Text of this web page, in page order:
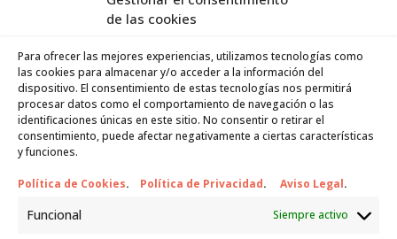
de las cookies
Para ofrecer las mejores experiencias, utilizamos tecnologías como
las cookies para almacenar y/o acceder a la información del
dispositivo. El consentimiento de estas tecnologías nos permitirá
procesar datos como el comportamiento de navegación o las
identificaciones únicas en este sitio. No consentir o retirar el
consentimiento, puede afectar negativamente a ciertas características
y funciones.
Política de Cookies. Política de Privacidad. Aviso Legal.
Funcional Siempre activo
exportable, registra tuS1 en elINSSy obtén tu
muchos supuestos, tu cónyuge puede figurar como
beneficiariodel S1 (dependerá de la normativa del país
pagador de la pensión).
Si no hay S1:
Régimen comunitario: suele exigirse
Régimen general
: el reagrupado suele obtener